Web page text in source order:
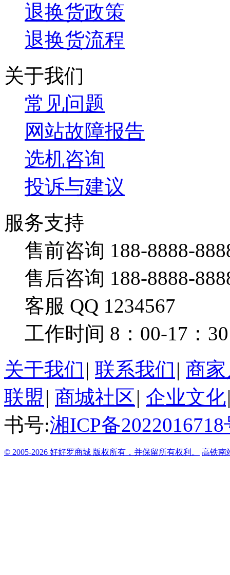
退换货政策
退换货流程
关于我们
常见问题
网站故障报告
选机咨询
投诉与建议
服务支持
售前咨询 188-8888-
售后咨询 188-8888-
客服 QQ 1234567
工作时间 8：00-17：30
关于我们 | 联系我们 | 商
联盟 | 商城社区| 企业文化
书号:湘ICP备2022016718
© 2005-2026 好好罗商城 版权所有，并保留所有权利。 高铁南